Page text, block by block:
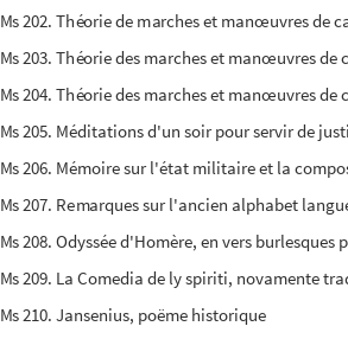
Ms 202. Théorie de marches et manœuvres de
Ms 203. Théorie des marches et manœuvres de
Ms 204. Théorie des marches et manœuvres de
Ms 205. Méditations d'un soir pour servir de
Ms 206. Mémoire sur l'état militaire et la
Ms 207. Remarques sur l'ancien alphabet
Ms 208. Odyssée d'Homère, en vers burlesques
Ms 209. La Comedia de ly spiriti, novamente
Ms 210. Jansenius, poëme historique